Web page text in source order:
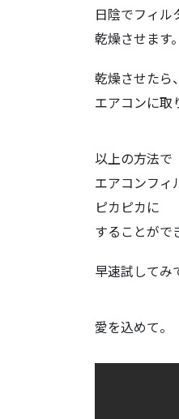
日陰でフィル
乾燥させます。
乾燥させたら、
エアコンに取
以上の方法で
エアコンフィ
ピカピカに
することがで
早速試してみ
愛を込めて。